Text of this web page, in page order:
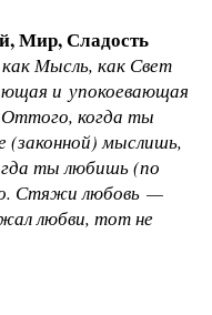
Мир,Сладость
Мысль, как Свет
и упокоевающая
Оттого, когда ты
(законной) мыслишь,
ты любишь (по
Стяжи любовь —
любви, тот не